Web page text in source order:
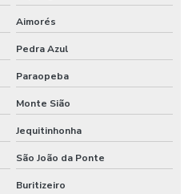
Aimorés
Pedra Azul
Paraopeba
Monte Sião
Jequitinhonha
São João da Ponte
Buritizeiro